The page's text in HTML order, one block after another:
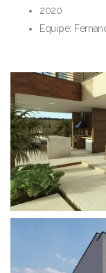
2020
Equipe: